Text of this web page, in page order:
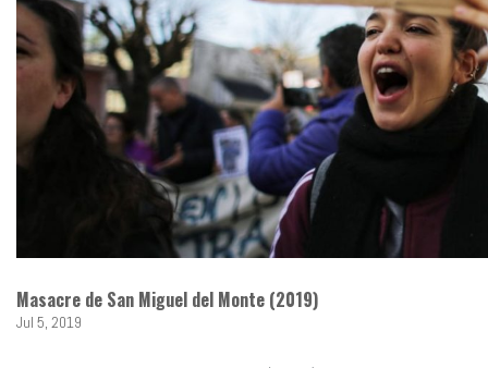
Masacre de San Miguel del Monte (2019)
Jul 5, 2019